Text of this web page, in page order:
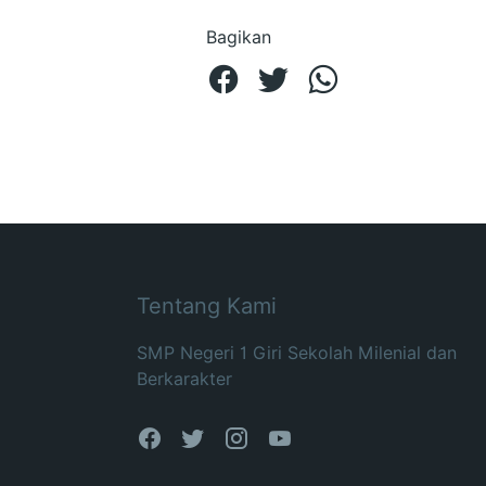
Bagikan
Tentang Kami
SMP Negeri 1 Giri Sekolah Milenial dan
Berkarakter